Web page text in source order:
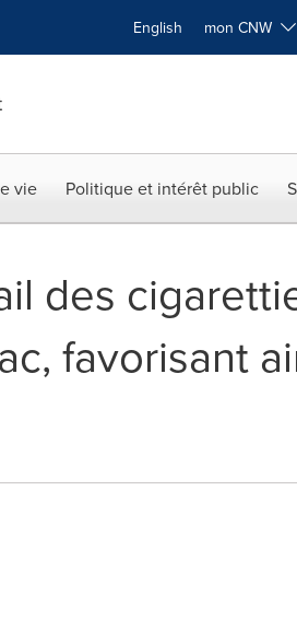
English mon CNW
vie Politique et intérêt public
des
favorisant